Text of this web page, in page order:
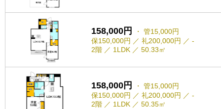
158,000円
・ 管15,000円
保150,000円 ／ 礼200,000円 ／ -
2階 ／ 1LDK ／ 50.33㎡
158,000円
・ 管15,000円
保150,000円 ／ 礼200,000円 ／ -
2階 ／ 1LDK ／ 50.35㎡